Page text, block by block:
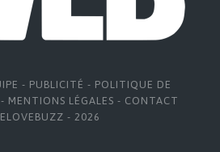
- PUBLICITÉ - POLITIQUE DE
- MENTIONS LÉGALES - CONTACT
- 2026